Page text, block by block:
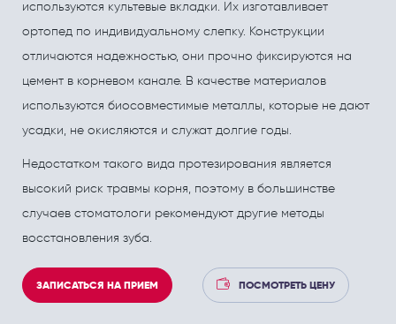
Кардиология
Кинезитерапия (ЛФК)
Колопроктология
Лечебный массаж
Мануальная терапия
Неврология
Нефрология
Онкология
Рефлекторная терапия (рефлексотерапия)
Травматология и ортопедия
Урология и андрология
Физиотерапия
Флебология
Хирургия
Эндокринология
ПОЛЕЗНЫЕ СТАТЬИПОЛЕЗНЫЕ СТАТЬИ
используются культевые вкладки. Их изготавливает
ортопед по индивидуальному слепку. Конструкции
отличаются надежностью, они прочно фиксируются на
цемент в корневом канале. В качестве материалов
используются биосовместимые металлы, которые не дают
усадки, не окисляются и служат долгие годы.
Недостатком такого вида протезирования является
высокий риск травмы корня, поэтому в большинстве
случаев стоматологи рекомендуют другие методы
восстановления зуба.
ЗАПИСАТЬСЯ НА ПРИЕМ ПОСМОТРЕТЬ ЦЕНУ